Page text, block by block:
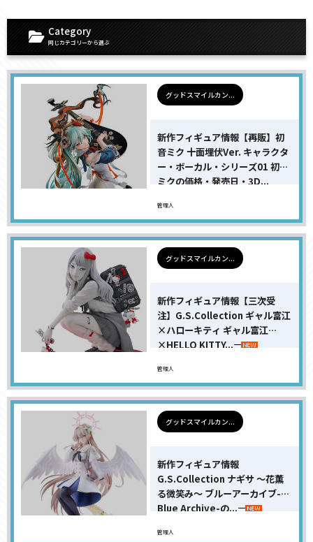
Category
同じカテゴリーから選ぶ
グッドスマイルカン...
新作フィギュア情報【再販】初
音ミク 十面埋伏Ver. キャラクタ
ー・ボーカル・シリーズ01 初音
ミクの価格・発売日・3D...
管理人
グッドスマイルカン...
新作フィギュア情報【三次受
注】G.S.Collection ギャル富江
×ハローキティ ギャル富江
×HELLO KITTY...
管理人
グッドスマイルカン...
新作フィギュア情報
G.S.Collection ナギサ 〜花薫
る微笑み〜 ブルーアーカイブ-
Blue Archive-の...
管理人